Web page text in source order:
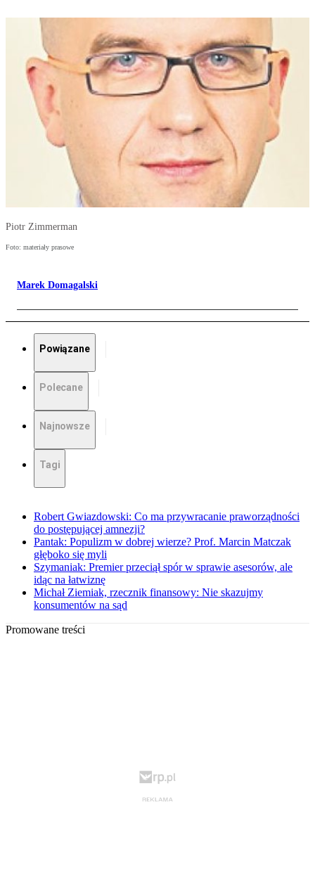
Piotr Zimmerman
Foto: materiały prasowe
Marek Domagalski
Powiązane
Polecane
Najnowsze
Tagi
Robert Gwiazdowski: Co ma przywracanie praworządności
do postępującej amnezji?
Pantak: Populizm w dobrej wierze? Prof. Marcin Matczak
głęboko się myli
Szymaniak: Premier przeciął spór w sprawie asesorów, ale
idąc na łatwiznę
Michał Ziemiak, rzecznik finansowy: Nie skazujmy
konsumentów na sąd
Promowane treści